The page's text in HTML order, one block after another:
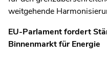
weitgehende
EU-Parlament fordert
Binnenmarkt für Energie